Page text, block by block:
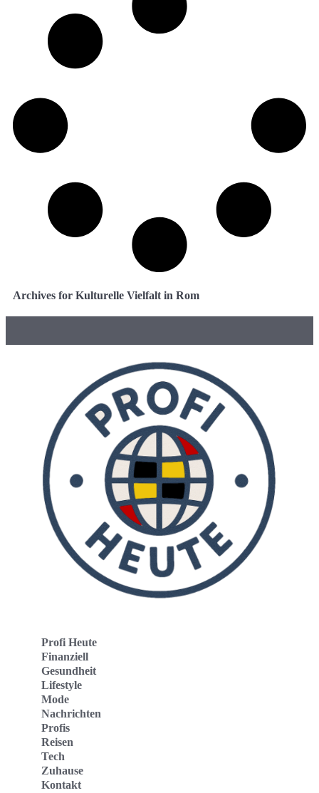
Archives for Kulturelle Vielfalt in Rom
Profi Heute
Finanziell
Gesundheit
Lifestyle
Mode
Nachrichten
Profis
Reisen
Tech
Zuhause
Kontakt